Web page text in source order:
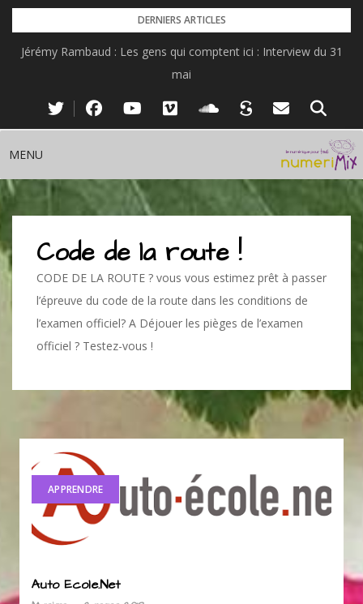
Skip
content
DERNIERS ARTICLES
Jérémy Rambaud : Les gens qui comptent ici : Interview du 31
mai
MENU
Code de la route !
CODE DE LA ROUTE ? vous vous estimez prêt à passer
l’épreuve du code de la route dans les conditions de
l’examen officiel? A Déjouer les pièges de l’examen
officiel ? Testez-vous !
APPRENDRE
Auto Ecole.Net